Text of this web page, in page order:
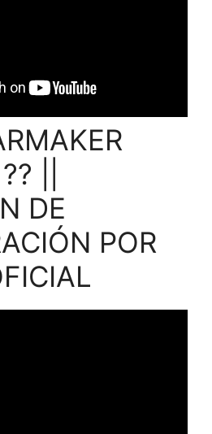
||
DE
POR